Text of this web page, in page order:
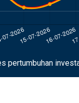
pertumbuhan